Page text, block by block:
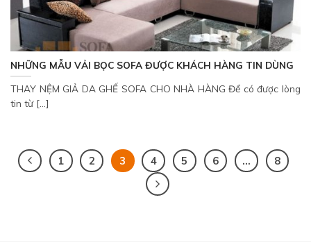
NHỮNG MẪU VẢI BỌC SOFA ĐƯỢC KHÁCH HÀNG TIN DÙNG
THAY NỆM GIẢ DA GHẾ SOFA CHO NHÀ HÀNG Để có được lòng
tin từ [...]
1 2 3 4 5 6 … 8